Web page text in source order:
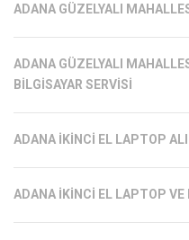
ADANA GÜZELYALI
ADANA GÜZELYALI
BILGISAYAR SERVISI
ADANA İKINCI EL LAPTOP
ADANA İKINCI EL LAPTOP